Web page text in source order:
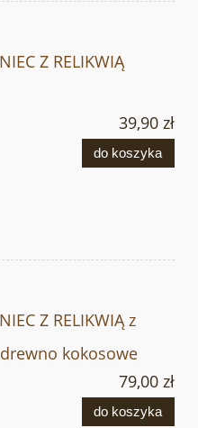
Z RELIKWIĄ
39,90 zł
do koszyka
Z RELIKWIĄ z
kokosowe
79,00 zł
do koszyka